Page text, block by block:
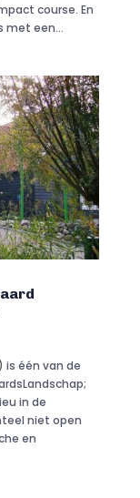
course. En
met een...
is één van de
in de
niet open
en